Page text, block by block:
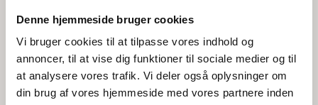
Denne hjemmeside bruger cookies
Vi bruger cookies til at tilpasse vores indhold og
annoncer, til at vise dig funktioner til sociale medier og til
at analysere vores trafik. Vi deler også oplysninger om
din brug af vores hjemmeside med vores partnere inden